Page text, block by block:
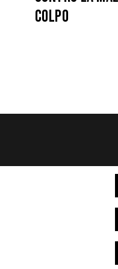
COLPO